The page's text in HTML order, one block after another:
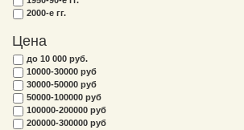
2000-е гг.
Цена
до 10 000 руб.
10000-30000 руб
30000-50000 руб
50000-100000 руб
100000-200000 руб
200000-300000 руб